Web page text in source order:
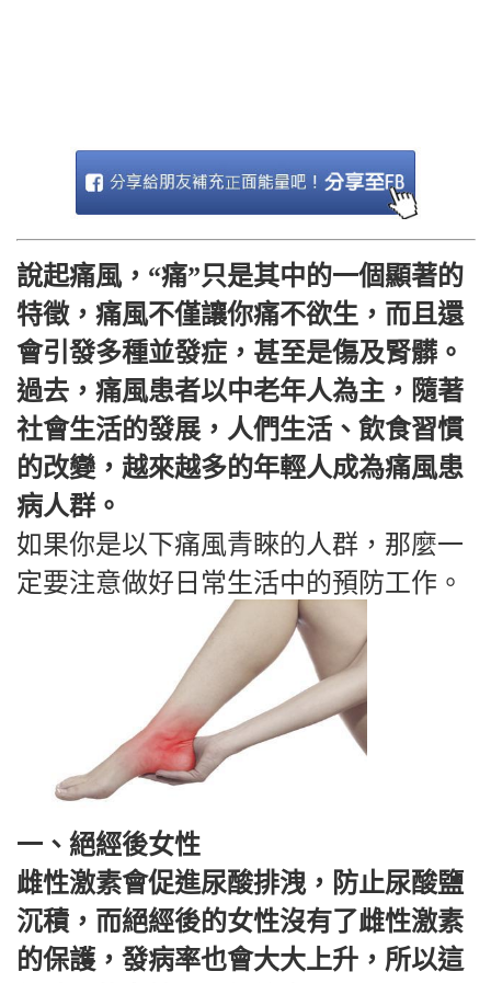
說起痛風，“痛”只是其中的一個顯著的
特徵，痛風不僅讓你痛不欲生，而且還
會引發多種並發症，甚至是傷及腎髒。
過去，痛風患者以中老年人為主，隨著
社會生活的發展，人們生活、飲食習慣
的改變，越來越多的年輕人成為痛風患
病人群。
如果你是以下痛風青睞的人群，那麼一
定要注意做好日常生活中的預防工作。
一、絕經後女性
雌性激素會促進尿酸排洩，防止尿酸鹽
沉積，而絕經後的女性沒有了雌性激素
的保護，發病率也會大大上升，所以這